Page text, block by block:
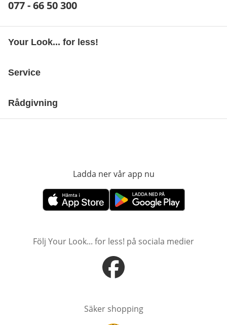
Telefonnummer:
077 - 66 50 300
Your Look... for less!
Service
Rådgivning
Ladda ner vår app nu
öppnas i nytt fönsteröppnas i nytt fönster
Följ Your Look... for less! på sociala medier
öppnas i nytt fönster
Säker shopping